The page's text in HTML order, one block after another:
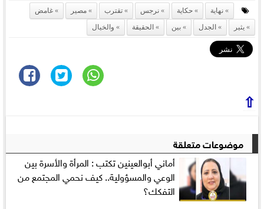
نهاية حكاية نرجس تقترب مصير
غامض
يثير
الجدل بين الحقيقة والخيال
⇧
موضوعات متعلقة
أماني‭ ‬أبوالعينين‭ ‬تكتب : المرأة والأسرة بين
الوعي والمسؤولية.. كيف نحمي المجتمع من
التفكك؟